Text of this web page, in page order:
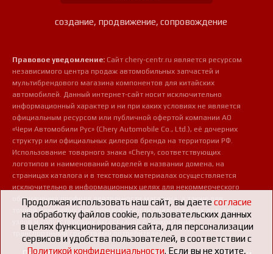
создание, продвижение, сопровождение
Правовое уведомление: Сайт chery-centr.ru является ресурсом
независимого центра продаж автомобильных запчастей и
мультибрендового магазина компонентов для китайских
автомобилей. Данный интернет-сайт носит исключительно
информационный характер и ни при каких условиях не является
официальным ресурсом или публичной офертой компании АО
«Чери Автомобили Рус» (Chery Automobile Co., Ltd.), её дочерних
структур или официальных дилеров бренда на территории РФ.
Использование товарного знака «Chery», соответствующих
логотипов и наименований моделей в названии домена, на
страницах каталога и в текстовых материалах осуществляется
исключительно в информационных целях для некоммерческого
обозначения профиля деятельности магазина, а также для
точной идентификации совместимости предлагаемых деталей,
узлов и сопутствующих аксессуаров с конкретными
транспортными средствами потребителей.
Продолжая использовать наш сайт, вы даетесогласие
на обработку файлов cookie, пользовательских данных
в целях функционирования сайта, для персонализации
сервисов и удобства пользователей, в соответствии с
Политикой конфиденциальности. Если вы не хотите,